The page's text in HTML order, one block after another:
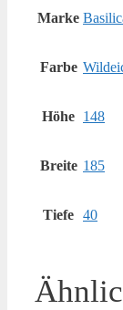
Marke
Farbe
Höhe 148
Breite 185
Tiefe 40